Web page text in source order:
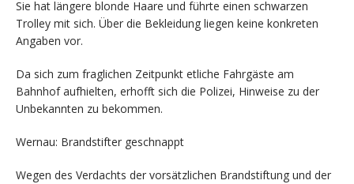
Sie hat längere blonde Haare und führte einen schwarzen
Trolley mit sich. Über die Bekleidung liegen keine konkreten
Angaben vor.
Da sich zum fraglichen Zeitpunkt etliche Fahrgäste am
Bahnhof aufhielten, erhofft sich die Polizei, Hinweise zu der
Unbekannten zu bekommen.
Wernau: Brandstifter geschnappt
Wegen des Verdachts der vorsätzlichen Brandstiftung und der